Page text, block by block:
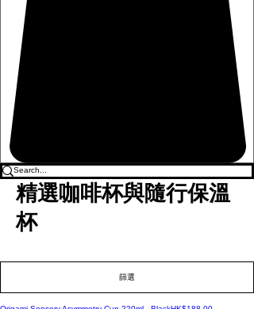
精選咖啡杯與隨行保溫
杯
篩選